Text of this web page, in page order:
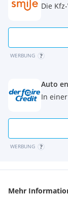
Die
WERBUNG
Auto
In
WERBUNG
Mehr